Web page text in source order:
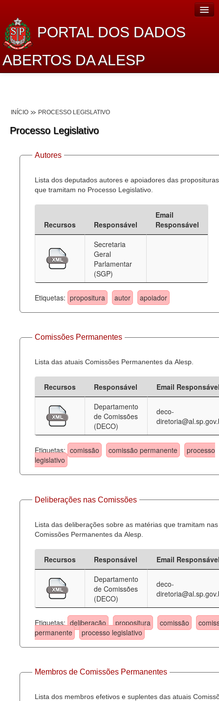
PORTAL DOS DADOS
ABERTOS DA ALESP
Lei de Acesso à Informação
Dados Governamentais Abertos
Planejamento
Catálogo de dados
Deputados Estaduais
Administração
Agenda
Perguntas frequentes
Contato
INÍCIO PROCESSO LEGISLATIVO
Processo Legislativo
Autores
Lista dos deputados autores e apoiadores das proposituras
que tramitam no Processo Legislativo.
Recursos Responsável
Email
Responsável
Secretaria
Geral
Parlamentar
(SGP)
Etiquetas: propositura autor apoiador
Comissões Permanentes
Lista das atuais Comissões Permanentes da Alesp.
Recursos Responsável
Email
Departamento
de Comissões
(DECO)
deco-
Etiquetas: comissão comissão permanente
processo
legislativo
Deliberações nas Comissões
Lista das deliberações sobre as matérias que tramitam nas
Comissões Permanentes da Alesp.
Recursos Responsável
Email
Departamento
de Comissões
(DECO)
deco-
Etiquetas: deliberação propositura comissão
permanente
processo legislativo
Membros de Comissões Permanentes
Lista dos membros efetivos e suplentes das atuais